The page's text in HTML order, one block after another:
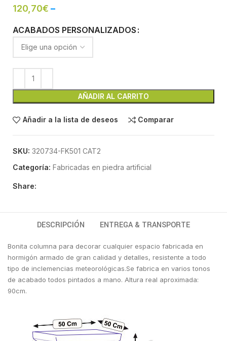
120,70€ –
ACABADOS PERSONALIZADOS
AÑADIR AL CARRITO
Añadir a la lista de deseos Comparar
SKU: 320734-FK501 CAT2
Categoría: Fabricadas en piedra artificial
Share:
DESCRIPCIÓN ENTREGA & TRANSPORTE
Bonita columna para decorar cualquier espacio fabricada en
hormigón armado de gran calidad y detalles, resistente a todo
tipo de inclemencias meteorológicas.Se fabrica en varios tonos
de acabado todos pintados a mano. Altura real aproximada:
90cm.